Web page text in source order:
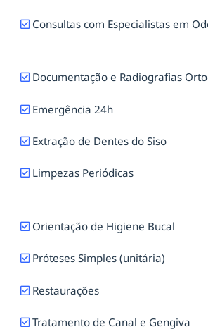
Consultas com Especialistas em
Documentação e Radiografias
Emergência 24h
Extração de Dentes do Siso
Limpezas Periódicas
Orientação de Higiene Bucal
Próteses Simples (unitária)
Restaurações
Tratamento de Canal e Gengiva